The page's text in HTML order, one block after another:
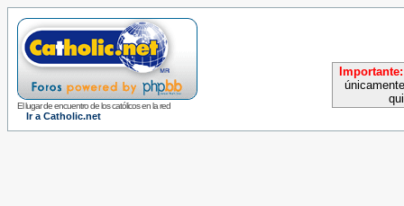
El lugar de encuentro de los católicos en la red
Ir a Catholic.net
Importante: